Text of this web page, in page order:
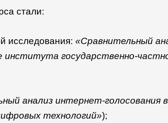
стали:
исследования: «Сравнительный
института государственно-
анализ интернет-голосования в
технологий»);